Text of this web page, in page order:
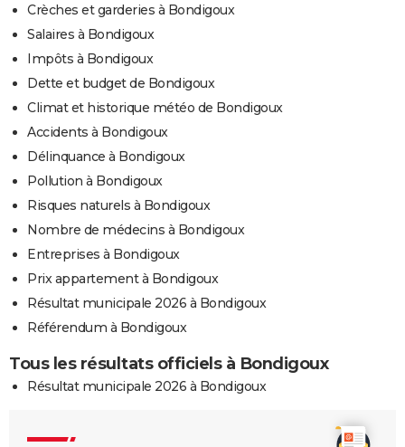
Crèches et garderies à Bondigoux
Salaires à Bondigoux
Impôts à Bondigoux
Dette et budget de Bondigoux
Climat et historique météo de Bondigoux
Accidents à Bondigoux
Délinquance à Bondigoux
Pollution à Bondigoux
Risques naturels à Bondigoux
Nombre de médecins à Bondigoux
Entreprises à Bondigoux
Prix appartement à Bondigoux
Résultat municipale 2026 à Bondigoux
Référendum à Bondigoux
Tous les résultats officiels à Bondigoux
Résultat municipale 2026 à Bondigoux